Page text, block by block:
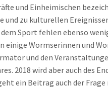
und Einheimischen
und zu kulturellen
Sport fehlen ebenso
einige Wormserinnen und
und den
2018 wird aber auch des
ein Beitrag auch der Frage